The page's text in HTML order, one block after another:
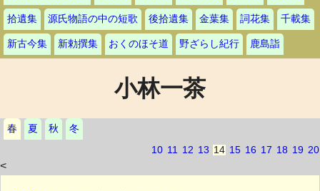
拾遺集 源氏物語の中の短歌 後拾遺集 金葉集 詞花集 千載集
新古今集 新勅撰集 おくのほそ道 野ざらし紀行 鹿島詣
小林一茶
春 夏 秋
冬
10 11 12 13 14 15 16 17 18 19 20
<